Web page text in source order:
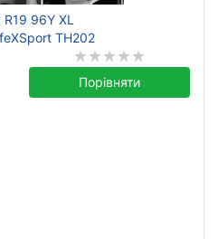
96Y XL
TH202
Порівняти